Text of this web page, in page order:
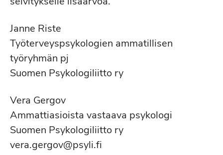
Janne Riste
Työterveyspsykologien ammatillisen
työryhmän pj
Suomen Psykologiliitto ry
Vera Gergov
Ammattiasioista vastaava psykologi
Suomen Psykologiliitto ry
vera.gergov@psyli.fi